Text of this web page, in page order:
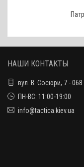
Патрон
НАШИ КОНТАКТЫ
вул. В. Сосюри, 7 -
ПН-ВС: 11:00-19:00
info@tactica.kiev.ua